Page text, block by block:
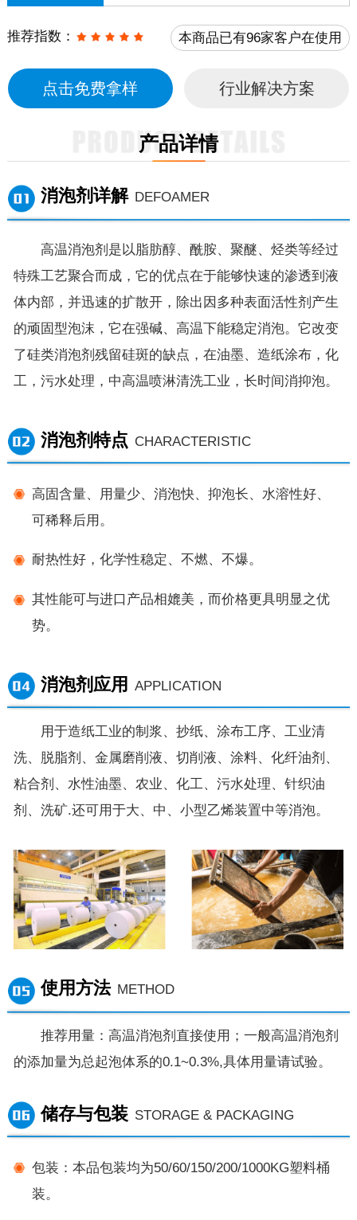
推荐指数： 本商品已有96家客户在使用
点击免费拿样 行业解决方案
产品详情
消泡剂详解 DEFOAMER
高温消泡剂是以脂肪醇、酰胺、聚醚、烃类等经过
特殊工艺聚合而成，它的优点在于能够快速的渗透到液
体内部，并迅速的扩散开，除出因多种表面活性剂产生
的顽固型泡沫，它在强碱、高温下能稳定消泡。它改变
了硅类消泡剂残留硅斑的缺点，在油墨、造纸涂布，化
工，污水处理，中高温喷淋清洗工业，长时间消抑泡。
消泡剂特点 CHARACTERISTIC
高固含量、用量少、消泡快、抑泡长、水溶性好、
可稀释后用。
耐热性好，化学性稳定、不燃、不爆。
其性能可与进口产品相媲美，而价格更具明显之优
势。
消泡剂应用 APPLICATION
用于造纸工业的制浆、抄纸、涂布工序、工业清
洗、脱脂剂、金属磨削液、切削液、涂料、化纤油剂、
粘合剂、水性油墨、农业、化工、污水处理、针织油
剂、洗矿.还可用于大、中、小型乙烯装置中等消泡。
使用方法 METHOD
推荐用量：高温消泡剂直接使用；一般高温消泡剂
的添加量为总起泡体系的0.1~0.3%,具体用量请试验。
储存与包装 STORAGE & PACKAGING
包装：本品包装均为50/60/150/200/1000KG塑料桶
装。